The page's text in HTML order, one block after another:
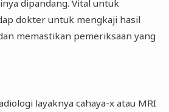
dipandang. Vital untuk
dokter untuk mengkaji hasil
memastikan pemeriksaan yang
layaknya cahaya-x atau MRI